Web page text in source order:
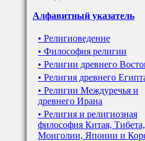
Алфавитный указатель
• Религиоведение
• Философия религии
• Религии древнего
• Религия древнего
• Религии Междуречья и
древнего Ирана
• Религия и религиозная
философия Китая, Тибета,
Монголии, Японии и